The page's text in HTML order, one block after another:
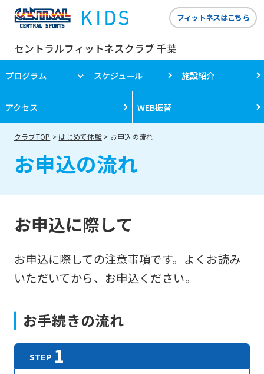
セントラルフィットネスクラブ 千葉
フィットネスはこちら
プログラム スケジュール 施設紹介
アクセス WEB振替
クラブTOP はじめて体験 お申込の流れ
お申込の流れ
お申込に際して
お申込に際しての注意事項です。よくお読み
いただいてから、お申込ください。
お手続きの流れ